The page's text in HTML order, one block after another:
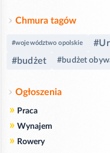
Chmura tagów
#województwo opolskie
#budżet #budżet
Ogłoszenia
» Praca
» Wynajem
» Rowery